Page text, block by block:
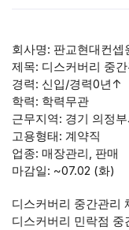
회사명: 판교현대컨셉
제목: 디스커버리 중
경력: 신입/경력0년↑
학력: 학력무관
근무지역: 경기 의정부
고용형태: 계약직
업종: 매장관리, 판매
마감일: ~07.02 (화)
디스커버리 중간관리
디스커버리 민락점 중